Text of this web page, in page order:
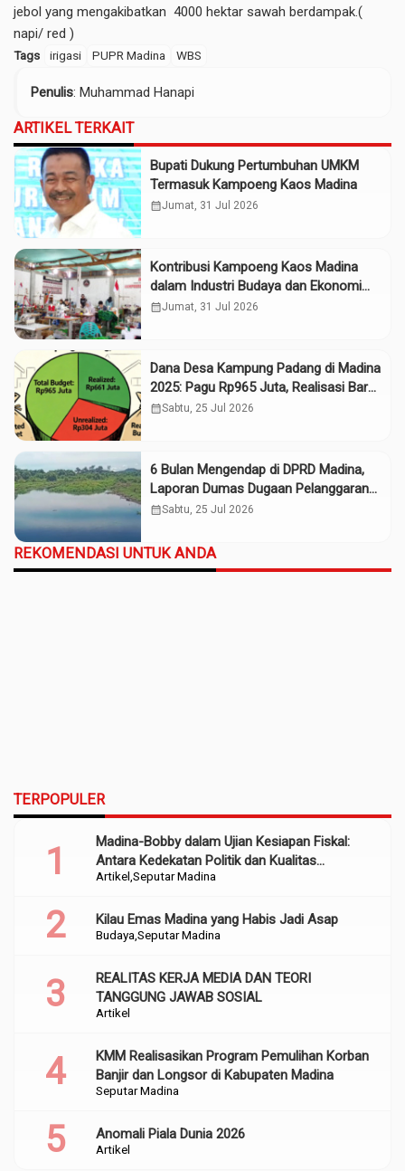
jebol yang mengakibatkan 4000 hektar sawah berdampak.(
napi/ red )
Tags irigasi PUPR Madina WBS
Penulis: Muhammad Hanapi
ARTIKEL TERKAIT
Bupati Dukung Pertumbuhan UMKM
Termasuk Kampoeng Kaos Madina
calendar_monthJumat, 31 Jul 2026
Kontribusi Kampoeng Kaos Madina
dalam Industri Budaya dan Ekonomi
Daerah
calendar_monthJumat, 31 Jul 2026
Dana Desa Kampung Padang di Madina
2025: Pagu Rp965 Juta, Realisasi Baru
Rp661 Juta
calendar_monthSabtu, 25 Jul 2026
6 Bulan Mengendap di DPRD Madina,
Laporan Dumas Dugaan Pelanggaran
PT Rendi Tak Digubris
calendar_monthSabtu, 25 Jul 2026
REKOMENDASI UNTUK ANDA
TERPOPULER
Artikel Seputar Madina
Madina-Bobby dalam Ujian Kesiapan Fiskal:
Antara Kedekatan Politik dan Kualitas
Perencanaan
Budaya Seputar Madina
Kilau Emas Madina yang Habis Jadi Asap
Artikel
REALITAS KERJA MEDIA DAN TEORI
TANGGUNG JAWAB SOSIAL
Seputar Madina
KMM Realisasikan Program Pemulihan Korban
Banjir dan Longsor di Kabupaten Madina
Artikel
Anomali Piala Dunia 2026